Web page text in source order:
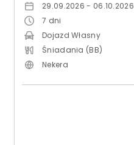
29.09.2026 - 06.10.2026
7 dni
Dojazd Własny
Śniadania (BB)
Nekera